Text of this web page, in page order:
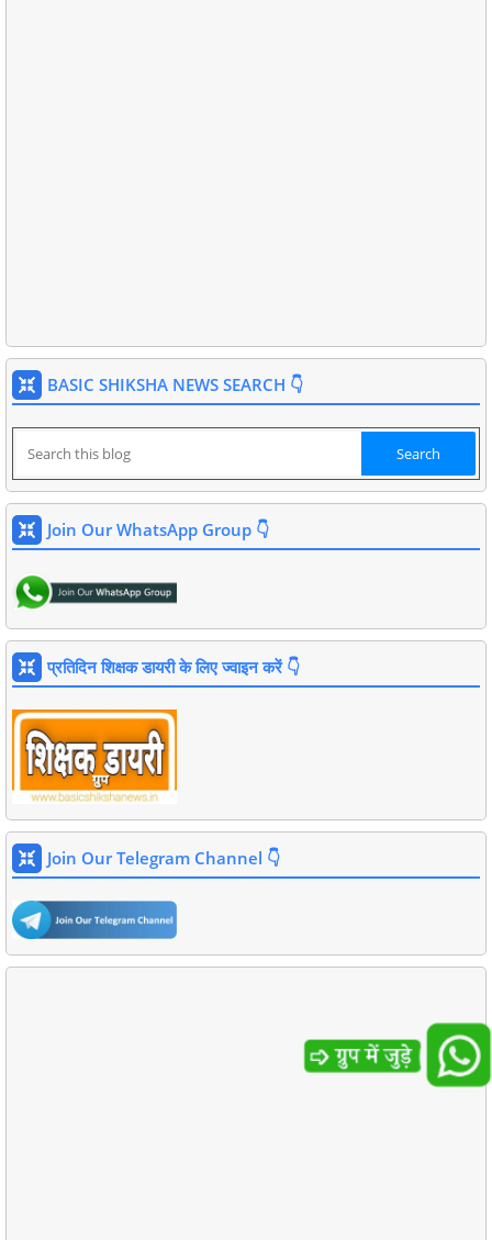
BASIC SHIKSHA NEWS SEARCH 👇
Join Our WhatsApp Group 👇
प्रतिदिन शिक्षक डायरी के लिए ज्वाइन करें 👇
Join Our Telegram Channel 👇